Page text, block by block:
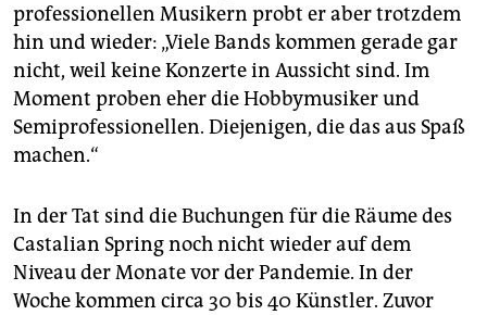
professionellen Musikern probt er aber trotzdem
hin und wieder: „Viele Bands kommen gerade gar
nicht, weil keine Konzerte in Aussicht sind. Im
Moment proben eher die Hobbymusiker und
Semiprofessionellen. Diejenigen, die das aus Spaß
machen.“
In der Tat sind die Buchungen für die Räume des
Castalian Spring noch nicht wieder auf dem
Niveau der Monate vor der Pandemie. In der
Woche kommen circa 30 bis 40 Künstler. Zuvor